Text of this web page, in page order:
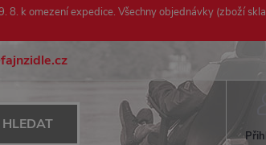
k omezení expedice. Všechny objednávky (zboží
HLEDAT